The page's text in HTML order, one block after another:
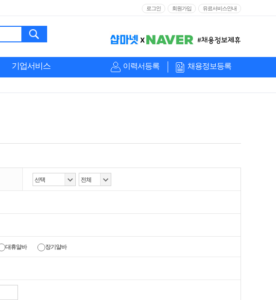
로그인 회원가입 유료서비스안내
기업서비스 이력서등록 채용정보등록
대휴알바 장기알바